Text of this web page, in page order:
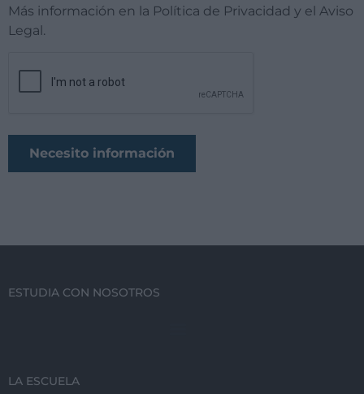
Más información en la Política de Privacidad y el Aviso
Legal.
ESTUDIA CON NOSOTROS
LA ESCUELA